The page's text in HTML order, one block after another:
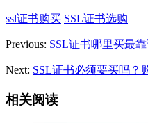
ssl证书购买 SSL证书选购
Previous: SSL证书哪里买最
Next: SSL证书必须要买吗？
相关阅读